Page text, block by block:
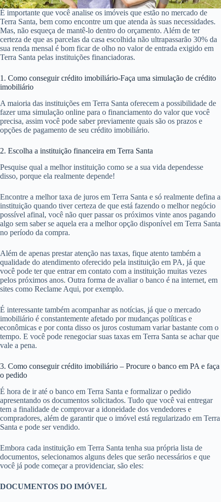
É importante que você analise os imóveis que estão no mercado de
Terra Santa, bem como encontre um que atenda às suas necessidades.
Mas, não esqueça de mantê-lo dentro do orçamento. Além de ter
certeza de que as parcelas da casa escolhida não ultrapassarão 30% da
sua renda mensal é bom ficar de olho no valor de entrada exigido em
Terra Santa pelas instituições financiadoras.
1. Como conseguir crédito imobiliário-Faça uma simulação de crédito
imobiliário
A maioria das instituições em Terra Santa oferecem a possibilidade de
fazer uma simulação online para o financiamento do valor que você
precisa, assim você pode saber previamente quais são os prazos e
opções de pagamento de seu crédito imobiliário.
2. Escolha a instituição financeira em Terra Santa
Pesquise qual a melhor instituição como se a sua vida dependesse
disso, porque ela realmente depende!
Encontre a melhor taxa de juros em Terra Santa e só realmente defina a
instituição quando tiver certeza de que está fazendo o melhor negócio
possível afinal, você não quer passar os próximos vinte anos pagando
algo sem saber se aquela era a melhor opção disponível em Terra Santa
no período da compra.
Além de apenas prestar atenção nas taxas, fique atento também a
qualidade do atendimento oferecido pela instituição em PA, já que
você pode ter que entrar em contato com a instituição muitas vezes
pelos próximos anos. Outra forma de avaliar o banco é na internet, em
sites como Reclame Aqui, por exemplo.
É interessante também acompanhar as notícias, já que o mercado
imobiliário é constantemente afetado por mudanças políticas e
econômicas e por conta disso os juros costumam variar bastante com o
tempo. E você pode renegociar suas taxas em Terra Santa se achar que
vale a pena.
3. Como conseguir crédito imobiliário – Procure o banco em PA e faça
o pedido
É hora de ir até o banco em Terra Santa e formalizar o pedido
apresentando os documentos solicitados. Tudo que você vai entregar
tem a finalidade de comprovar a idoneidade dos vendedores e
compradores, além de garantir que o imóvel está regularizado em Terra
Santa e pode ser vendido.
Embora cada instituição em Terra Santa tenha sua própria lista de
documentos, selecionamos alguns deles que serão necessários e que
você já pode começar a providenciar, são eles:
DOCUMENTOS DO IMÓVEL